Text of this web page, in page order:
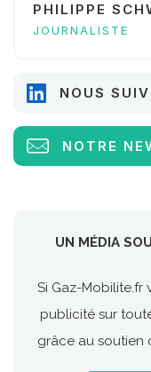
PHILIPPE
JOURNALISTE
NOUS
NOTRE
UN MÉDIA
Si Gaz-Mobilite.fr
publicité sur
grâce au soutien